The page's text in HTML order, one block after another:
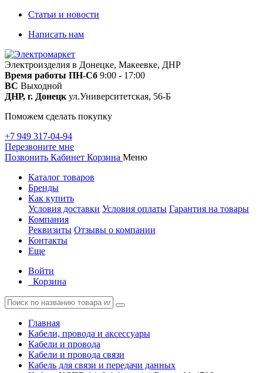
Статьи и новости
Написать нам
Электроизделия в Донецке, Макеевке, ДНР
Время работы ПН-Сб 9:00 - 17:00
ВС Выходной
ДНР, г. Донецк ул.Университетская, 56-Б
Поможем сделать покупку
+7 949 317-04-94
Перезвоните мне
Позвонить Кабинет Корзина Меню
Каталог товаров
Бренды
Как купить
Условия доставки Условия оплаты Гарантия на товары
Компания
Реквизиты Отзывы о компании
Контакты
Еще
Войти
Корзина
Главная
Кабели, провода и аксессуары
Кабели и провода
Кабели и провода связи
Кабель для связи и передачи данных